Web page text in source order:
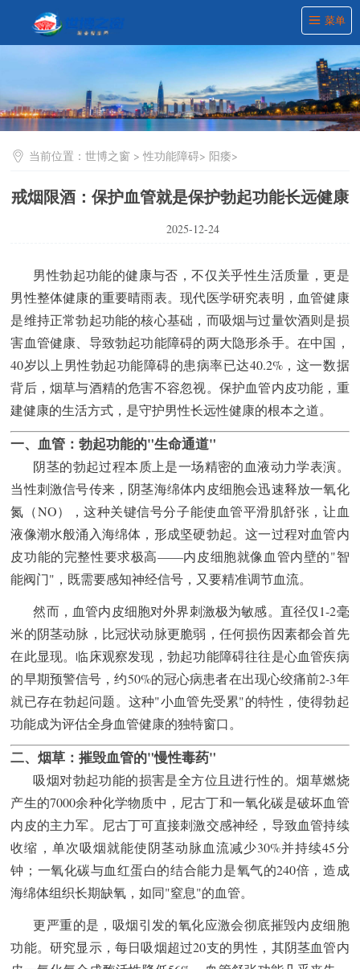
菜单
当前位置： 世博之窗 > 性功能障碍> 阳痿>
戒烟限酒：保护血管就是保护勃起功能长远健康
2025-12-24
男性勃起功能的健康与否，不仅关乎性生活质量，更是
男性整体健康的重要晴雨表。现代医学研究表明，血管健康
是维持正常勃起功能的核心基础，而吸烟与过量饮酒则是损
害血管健康、导致勃起功能障碍的两大隐形杀手。在中国，
40岁以上男性勃起功能障碍的患病率已达40.2%，这一数据
背后，烟草与酒精的危害不容忽视。保护血管内皮功能，重
建健康的生活方式，是守护男性长远性健康的根本之道。
一、血管：勃起功能的"生命通道"
阴茎的勃起过程本质上是一场精密的血液动力学表演。
当性刺激信号传来，阴茎海绵体内皮细胞会迅速释放一氧化
氮（NO），这种关键信号分子能使血管平滑肌舒张，让血
液像潮水般涌入海绵体，形成坚硬勃起。这一过程对血管内
皮功能的完整性要求极高——内皮细胞就像血管内壁的"智
能阀门"，既需要感知神经信号，又要精准调节血流。
然而，血管内皮细胞对外界刺激极为敏感。直径仅1-2毫
米的阴茎动脉，比冠状动脉更脆弱，任何损伤因素都会首先
在此显现。临床观察发现，勃起功能障碍往往是心血管疾病
的早期预警信号，约50%的冠心病患者在出现心绞痛前2-3年
就已存在勃起问题。这种"小血管先受累"的特性，使得勃起
功能成为评估全身血管健康的独特窗口。
二、烟草：摧毁血管的"慢性毒药"
吸烟对勃起功能的损害是全方位且进行性的。烟草燃烧
产生的7000余种化学物质中，尼古丁和一氧化碳是破坏血管
内皮的主力军。尼古丁可直接刺激交感神经，导致血管持续
收缩，单次吸烟就能使阴茎动脉血流减少30%并持续45分
钟；一氧化碳与血红蛋白的结合能力是氧气的240倍，造成
海绵体组织长期缺氧，如同"窒息"的血管。
更严重的是，吸烟引发的氧化应激会彻底摧毁内皮细胞
功能。研究显示，每日吸烟超过20支的男性，其阴茎血管内